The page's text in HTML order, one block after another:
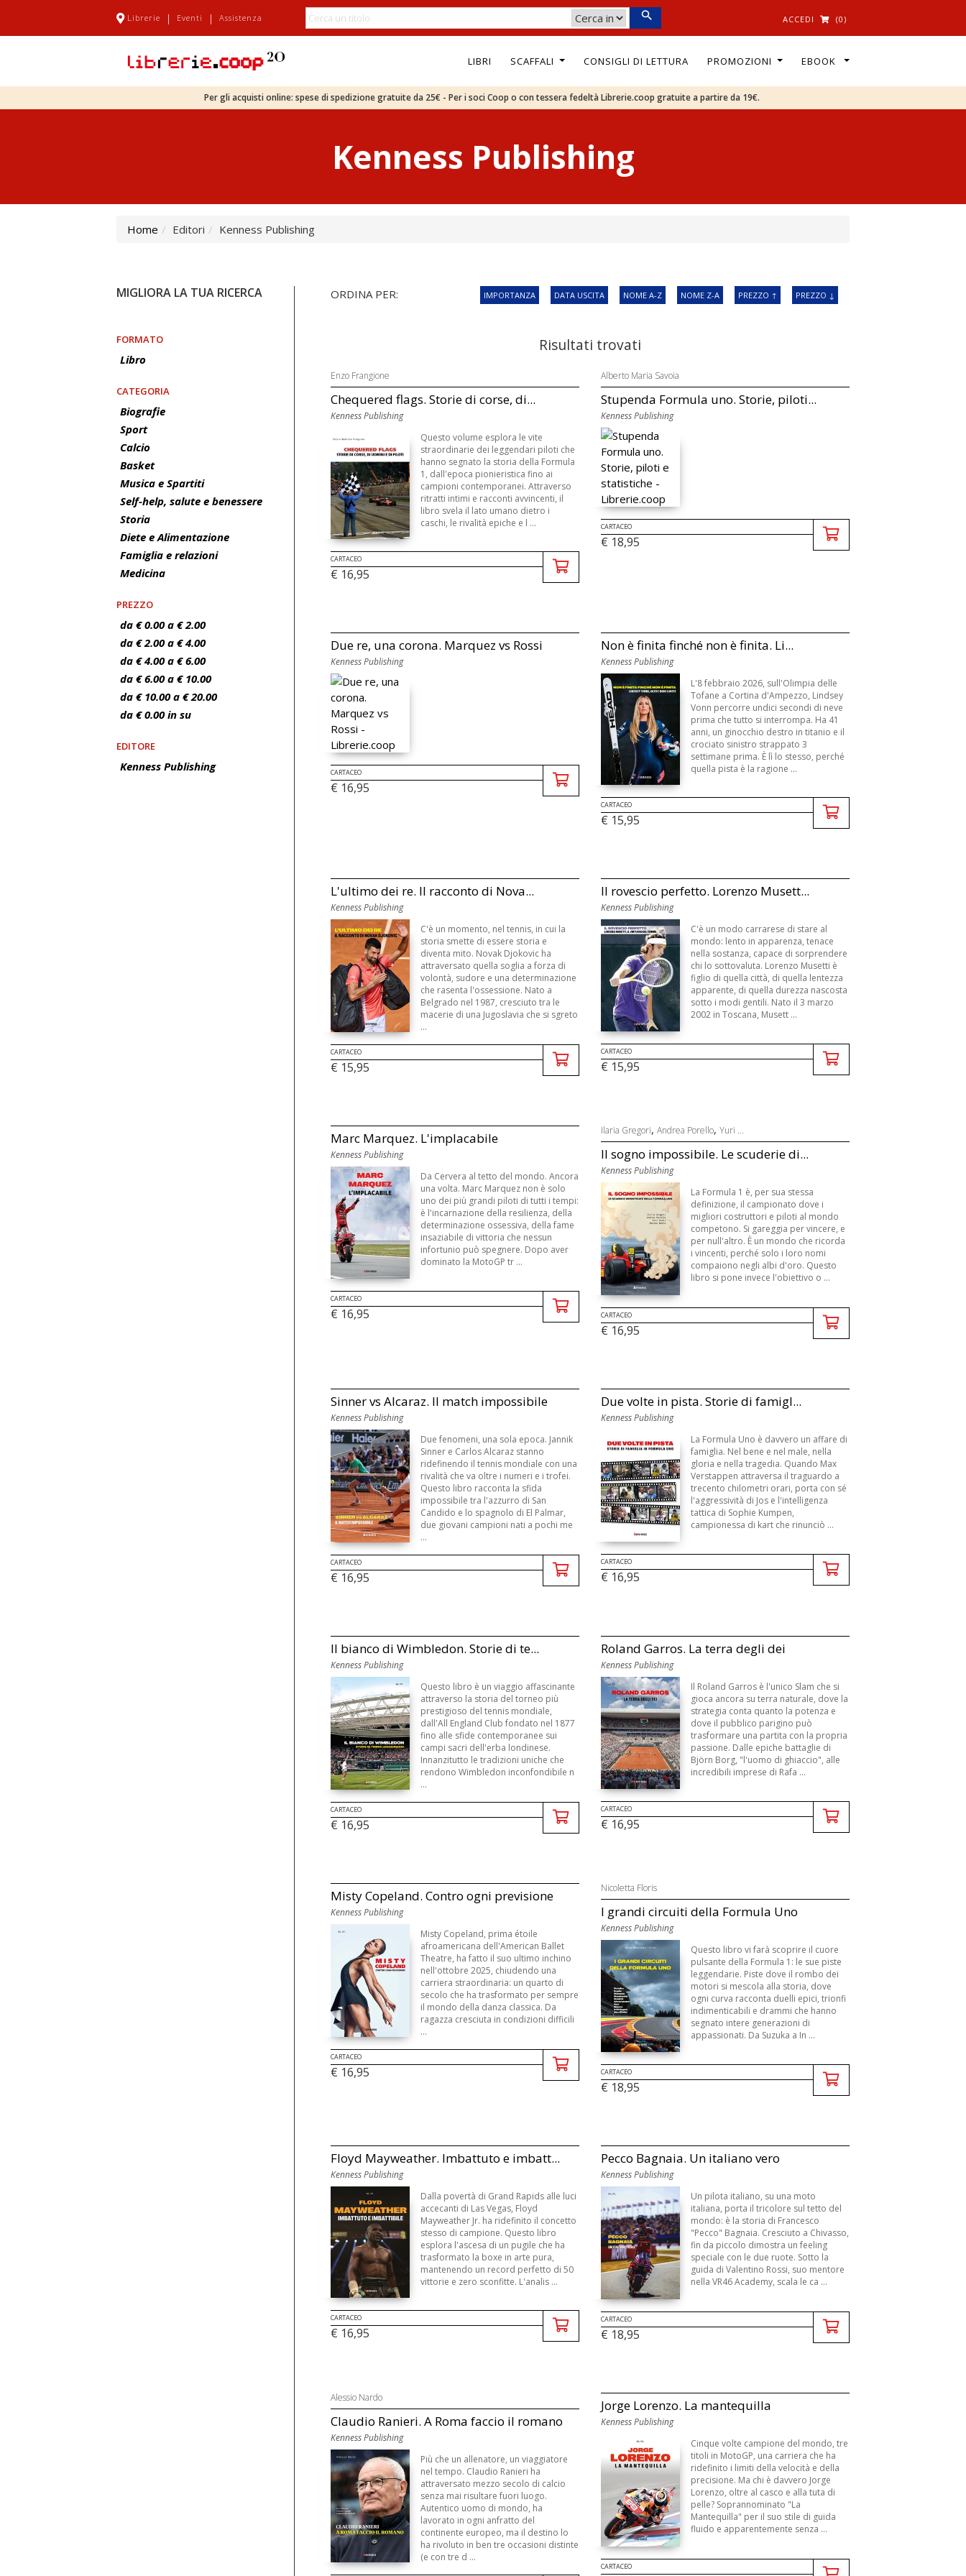
Librerie | Eventi | Assistenza ACCEDI (0)
LIBRI SCAFFALI CONSIGLI DI LETTURA PROMOZIONI EBOOK
Per gli acquisti online: spese di spedizione gratuite da 25€ - Per i soci Coop o con tessera fedeltà Librerie.coop gratuite a partire da 19€.
Kenness Publishing
Home Editori Kenness Publishing
MIGLIORA LA TUA RICERCA
FORMATO
Libro
CATEGORIA
Biografie
Sport
Calcio
Basket
Musica e Spartiti
Self-help, salute e benessere
Storia
Diete e Alimentazione
Famiglia e relazioni
Medicina
PREZZO
da € 0.00 a € 2.00
da € 2.00 a € 4.00
da € 4.00 a € 6.00
da € 6.00 a € 10.00
da € 10.00 a € 20.00
da € 0.00 in su
EDITORE
Kenness Publishing
ORDINA PER: IMPORTANZA DATA USCITA NOME A-Z NOME Z-A PREZZO ↑ PREZZO ↓
Risultati trovati
Enzo Frangione
Chequered flags. Storie di corse, di...
Kenness Publishing
Questo volume esplora le vite
straordinarie dei leggendari piloti che
hanno segnato la storia della Formula
1, dall'epoca pionieristica fino ai
campioni contemporanei. Attraverso
ritratti intimi e racconti avvincenti, il
libro svela il lato umano dietro i
caschi, le rivalità epiche e l ...
CARTACEO
€ 16,95
Alberto Maria Savoia
Stupenda Formula uno. Storie, piloti...
Kenness Publishing
CARTACEO
€ 18,95
Due re, una corona. Marquez vs Rossi
Kenness Publishing
CARTACEO
€ 16,95
Non è finita finché non è finita. Li...
Kenness Publishing
L'8 febbraio 2026, sull'Olimpia delle
Tofane a Cortina d'Ampezzo, Lindsey
Vonn percorre undici secondi di neve
prima che tutto si interrompa. Ha 41
anni, un ginocchio destro in titanio e il
crociato sinistro strappato 3
settimane prima. È lì lo stesso, perché
quella pista è la ragione ...
CARTACEO
€ 15,95
L'ultimo dei re. Il racconto di Nova...
Kenness Publishing
C'è un momento, nel tennis, in cui la
storia smette di essere storia e
diventa mito. Novak Djokovic ha
attraversato quella soglia a forza di
volontà, sudore e una determinazione
che rasenta l'ossessione. Nato a
Belgrado nel 1987, cresciuto tra le
macerie di una Jugoslavia che si sgreto
...
CARTACEO
€ 15,95
Il rovescio perfetto. Lorenzo Musett...
Kenness Publishing
C'è un modo carrarese di stare al
mondo: lento in apparenza, tenace
nella sostanza, capace di sorprendere
chi lo sottovaluta. Lorenzo Musetti è
figlio di quella città, di quella lentezza
apparente, di quella durezza nascosta
sotto i modi gentili. Nato il 3 marzo
2002 in Toscana, Musett ...
CARTACEO
€ 15,95
Marc Marquez. L'implacabile
Kenness Publishing
Da Cervera al tetto del mondo. Ancora
una volta. Marc Marquez non è solo
uno dei più grandi piloti di tutti i tempi:
è l'incarnazione della resilienza, della
determinazione ossessiva, della fame
insaziabile di vittoria che nessun
infortunio può spegnere. Dopo aver
dominato la MotoGP tr ...
CARTACEO
€ 16,95
Ilaria Gregori, Andrea Porello, Yuri ...
Il sogno impossibile. Le scuderie di...
Kenness Publishing
La Formula 1 è, per sua stessa
definizione, il campionato dove i
migliori costruttori e piloti al mondo
competono. Si gareggia per vincere, e
per null'altro. È un mondo che ricorda
i vincenti, perché solo i loro nomi
compaiono negli albi d'oro. Questo
libro si pone invece l'obiettivo o ...
CARTACEO
€ 16,95
Sinner vs Alcaraz. Il match impossibile
Kenness Publishing
Due fenomeni, una sola epoca. Jannik
Sinner e Carlos Alcaraz stanno
ridefinendo il tennis mondiale con una
rivalità che va oltre i numeri e i trofei.
Questo libro racconta la sfida
impossibile tra l'azzurro di San
Candido e lo spagnolo di El Palmar,
due giovani campioni nati a pochi me
...
CARTACEO
€ 16,95
Due volte in pista. Storie di famigl...
Kenness Publishing
La Formula Uno è davvero un affare di
famiglia. Nel bene e nel male, nella
gloria e nella tragedia. Quando Max
Verstappen attraversa il traguardo a
trecento chilometri orari, porta con sé
l'aggressività di Jos e l'intelligenza
tattica di Sophie Kumpen,
campionessa di kart che rinunciò ...
CARTACEO
€ 16,95
Il bianco di Wimbledon. Storie di te...
Kenness Publishing
Questo libro è un viaggio affascinante
attraverso la storia del torneo più
prestigioso del tennis mondiale,
dall'All England Club fondato nel 1877
fino alle sfide contemporanee sui
campi sacri dell'erba londinese.
Innanzitutto le tradizioni uniche che
rendono Wimbledon inconfondibile n
...
CARTACEO
€ 16,95
Roland Garros. La terra degli dei
Kenness Publishing
Il Roland Garros è l'unico Slam che si
gioca ancora su terra naturale, dove la
strategia conta quanto la potenza e
dove il pubblico parigino può
trasformare una partita con la propria
passione. Dalle epiche battaglie di
Björn Borg, "l'uomo di ghiaccio", alle
incredibili imprese di Rafa ...
CARTACEO
€ 16,95
Misty Copeland. Contro ogni previsione
Kenness Publishing
Misty Copeland, prima étoile
afroamericana dell'American Ballet
Theatre, ha fatto il suo ultimo inchino
nell'ottobre 2025, chiudendo una
carriera straordinaria: un quarto di
secolo che ha trasformato per sempre
il mondo della danza classica. Da
ragazza cresciuta in condizioni difficili
...
CARTACEO
€ 16,95
Nicoletta Floris
I grandi circuiti della Formula Uno
Kenness Publishing
Questo libro vi farà scoprire il cuore
pulsante della Formula 1: le sue piste
leggendarie. Piste dove il rombo dei
motori si mescola alla storia, dove
ogni curva racconta duelli epici, trionfi
indimenticabili e drammi che hanno
segnato intere generazioni di
appassionati. Da Suzuka a In ...
CARTACEO
€ 18,95
Floyd Mayweather. Imbattuto e imbatt...
Kenness Publishing
Dalla povertà di Grand Rapids alle luci
accecanti di Las Vegas, Floyd
Mayweather Jr. ha ridefinito il concetto
stesso di campione. Questo libro
esplora l'ascesa di un pugile che ha
trasformato la boxe in arte pura,
mantenendo un record perfetto di 50
vittorie e zero sconfitte. L'analis ...
CARTACEO
€ 16,95
Pecco Bagnaia. Un italiano vero
Kenness Publishing
Un pilota italiano, su una moto
italiana, porta il tricolore sul tetto del
mondo: è la storia di Francesco
"Pecco" Bagnaia. Cresciuto a Chivasso,
fin da piccolo dimostra un feeling
speciale con le due ruote. Sotto la
guida di Valentino Rossi, suo mentore
nella VR46 Academy, scala le ca ...
CARTACEO
€ 18,95
Alessio Nardo
Claudio Ranieri. A Roma faccio il romano
Kenness Publishing
Più che un allenatore, un viaggiatore
nel tempo. Claudio Ranieri ha
attraversato mezzo secolo di calcio
senza mai risultare fuori luogo.
Autentico uomo di mondo, ha
lavorato in ogni anfratto del
continente europeo, ma il destino lo
ha rivoluto in ben tre occasioni distinte
(e con tre d ...
Jorge Lorenzo. La mantequilla
Kenness Publishing
Cinque volte campione del mondo, tre
titoli in MotoGP, una carriera che ha
ridefinito i limiti della velocità e della
precisione. Ma chi è davvero Jorge
Lorenzo, oltre al casco e alla tuta di
pelle? Soprannominato "La
Mantequilla" per il suo stile di guida
fluido e apparentemente senza ...
CARTACEO